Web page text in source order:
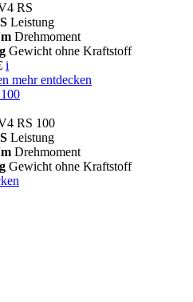
RS
Leistung
Drehmoment
Gewicht ohne Kraftstoff
i
mehr entdecken
RS 100
Leistung
Drehmoment
Gewicht ohne Kraftstoff